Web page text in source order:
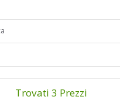
Trovati 3 Prezzi